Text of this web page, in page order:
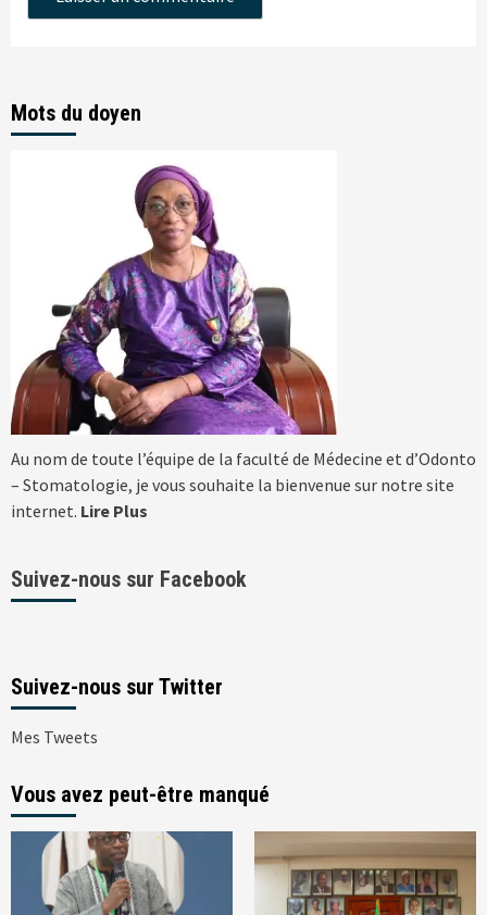
Mots du doyen
Au nom de toute l’équipe de la faculté de Médecine et d’Odonto
– Stomatologie, je vous souhaite la bienvenue sur notre site
internet. Lire Plus
Suivez-nous sur Facebook
Suivez-nous sur Twitter
Mes Tweets
Vous avez peut-être manqué